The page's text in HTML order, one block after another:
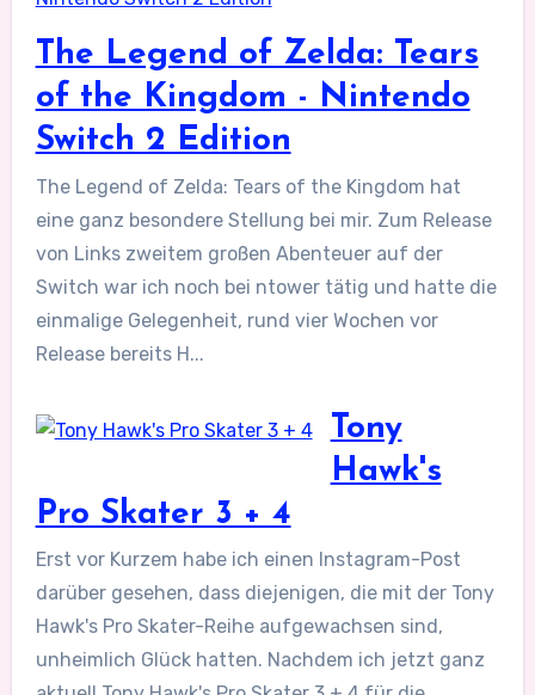
The Legend of Zelda: Tears
of the Kingdom - Nintendo
Switch 2 Edition
The Legend of Zelda: Tears of the Kingdom hat
eine ganz besondere Stellung bei mir. Zum Release
von Links zweitem großen Abenteuer auf der
Switch war ich noch bei ntower tätig und hatte die
einmalige Gelegenheit, rund vier Wochen vor
Release bereits H...
Tony
Hawk's
Pro Skater 3 + 4
Erst vor Kurzem habe ich einen Instagram-Post
darüber gesehen, dass diejenigen, die mit der Tony
Hawk's Pro Skater-Reihe aufgewachsen sind,
unheimlich Glück hatten. Nachdem ich jetzt ganz